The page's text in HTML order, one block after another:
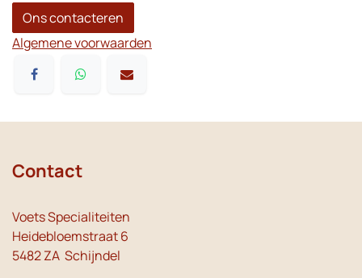
Ons contacteren
Algemene voorwaarden
Contact
Voets Specialiteiten
Heidebloemstraat 6
5482 ZA Schijndel